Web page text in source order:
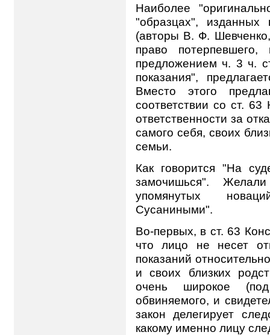
Наиболее
"образцах",
(авторы В. Ф.
право потерпевшего,
предложением ч. 3 ч.
показания",
Вместо этого
соответствии со ст.
ответственности за
самого себя, своих
семьи.
Как говорится "На
замочишься".
упомянутых
Сусаниными".
Во-первых, в ст. 63
что лицо не несет
показаний
и своих близких
очень широкое
обвиняемого, и
закон делегирует
какому именно лицу